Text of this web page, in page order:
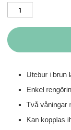
Utebur i brun
Enkel
Två våningar
Kan kopplas